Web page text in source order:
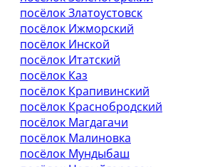
посёлок Златоустовск
посёлок Ижморский
посёлок Инской
посёлок Итатский
посёлок Каз
посёлок Крапивинский
посёлок Краснобродский
посёлок Магдагачи
посёлок Малиновка
посёлок Мундыбаш